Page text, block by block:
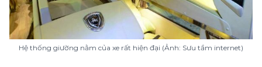
Hệ thống giường nằm của xe rất hiện đại (Ảnh: Sưu tầm internet)